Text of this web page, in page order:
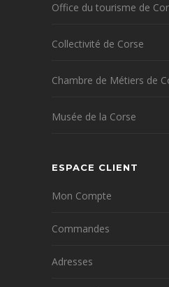
Office du tourisme de
Collectivité de Corse
Chambre de Métiers de
Musée de la Corse
ESPACE CLIENT
Mon Compte
Commandes
Adresses